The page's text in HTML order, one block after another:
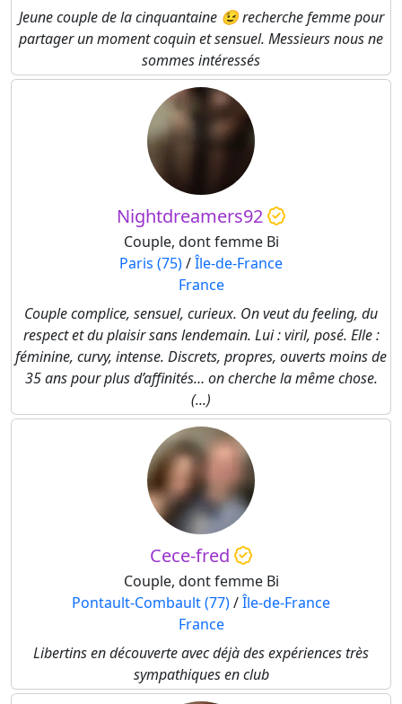
Jeune couple de la cinquantaine 😉 recherche femme pour
partager un moment coquin et sensuel. Messieurs nous ne
sommes intéressés
Nightdreamers92
Couple, dont femme Bi
Paris (75)/Île-de-France
France
Couple complice, sensuel, curieux. On veut du feeling, du
respect et du plaisir sans lendemain. Lui : viril, posé. Elle :
féminine, curvy, intense. Discrets, propres, ouverts moins de
35 ans pour plus d’affinités… on cherche la même chose.
(...)
Cece-fred
Couple, dont femme Bi
Pontault-Combault (77)/Île-de-France
France
Libertins en découverte avec déjà des expériences très
sympathiques en club